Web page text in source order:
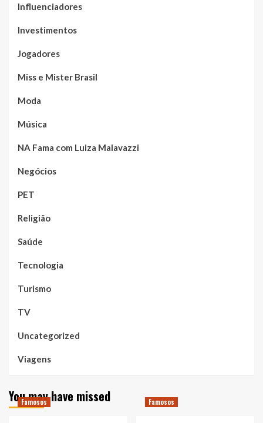
Influenciadores
Investimentos
Jogadores
Miss e Mister Brasil
Moda
Música
NA Fama com Luiza Malavazzi
Negócios
PET
Religião
Saúde
Tecnologia
Turismo
TV
Uncategorized
Viagens
You may have missed
Famosos Famosos